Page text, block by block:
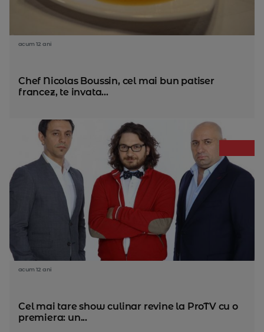
acum 12 ani
Chef Nicolas Boussin, cel mai bun patiser
francez, te invata...
acum 12 ani
Cel mai tare show culinar revine la ProTV cu o
premiera: un...